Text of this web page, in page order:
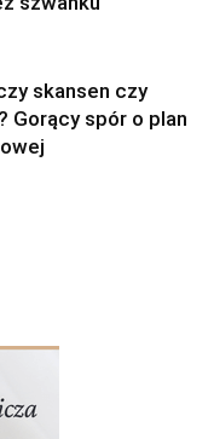
skansen czy
Gorący spór o plan